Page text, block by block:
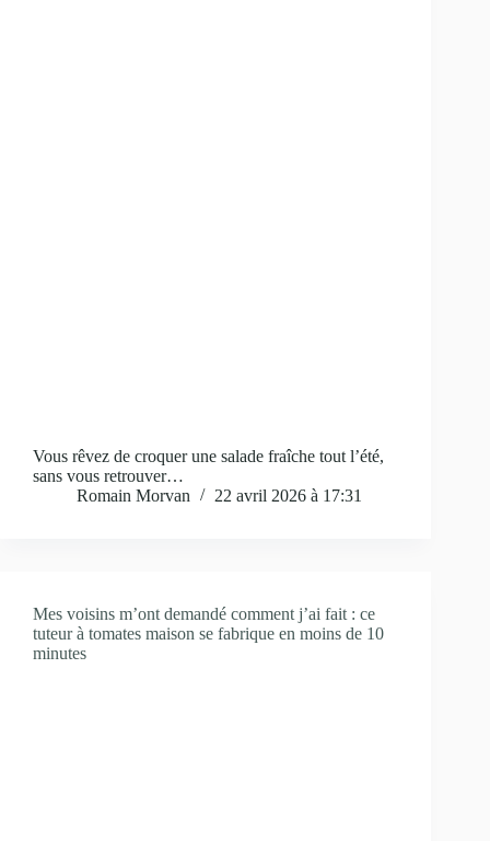
Vous rêvez de croquer une salade fraîche tout l’été,
sans vous retrouver…
Romain Morvan
22 avril 2026 à 17:31
Mes voisins m’ont demandé comment j’ai fait : ce
tuteur à tomates maison se fabrique en moins de 10
minutes